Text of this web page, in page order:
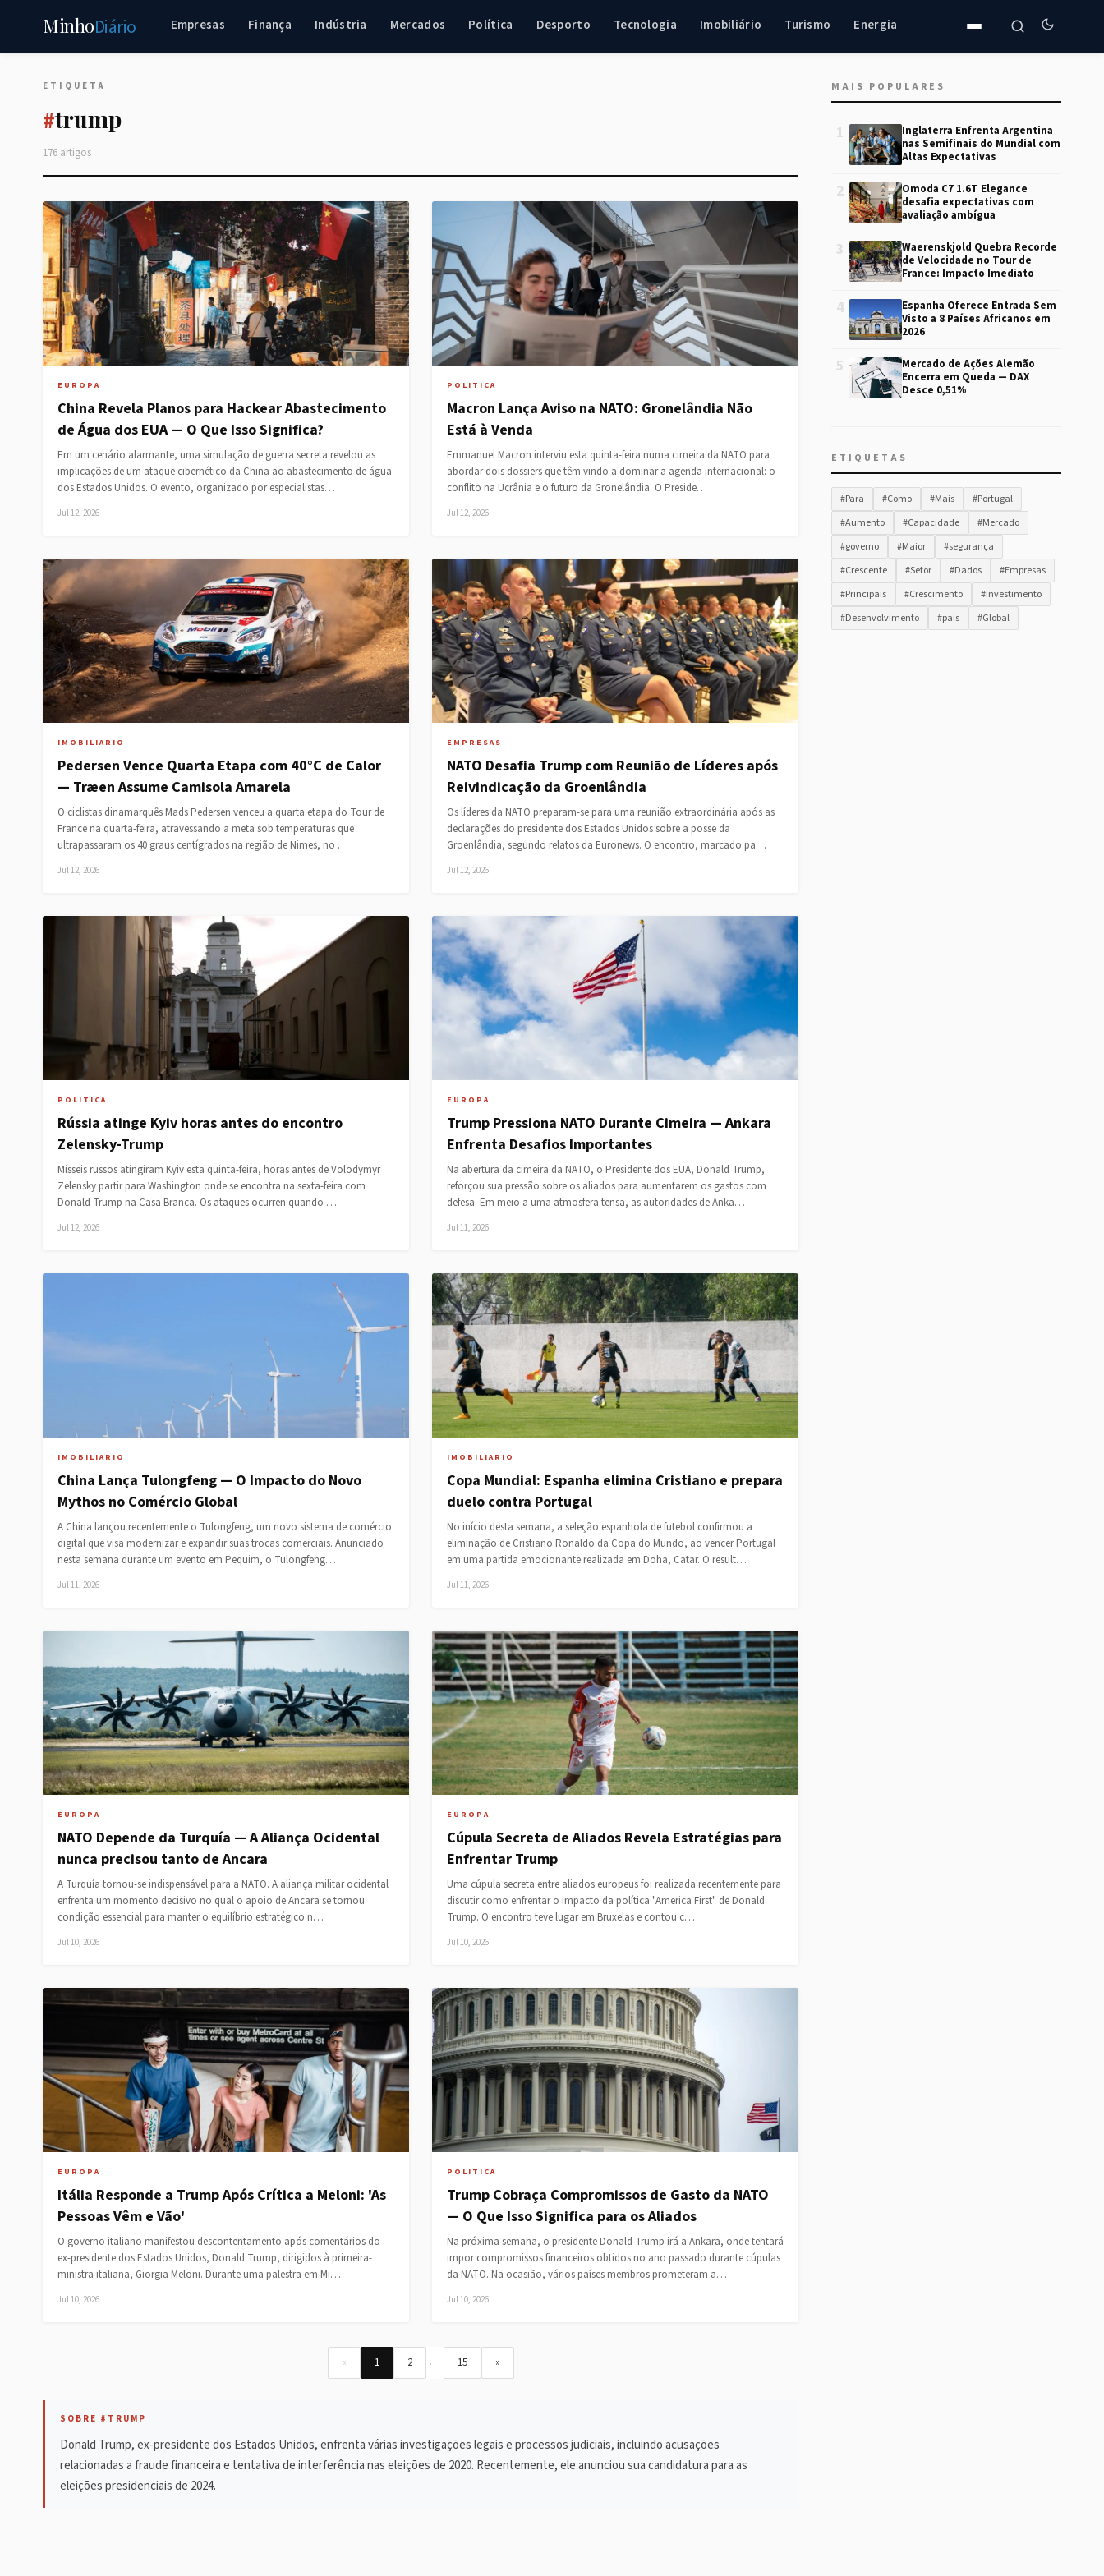
MinhoDiário Empresas Finança Indústria Mercados Política Desporto Tecnologia Imobiliário Turismo Energia
ETIQUETA
#trump
176 artigos
EUROPA
China Revela Planos para Hackear Abastecimento
de Água dos EUA — O Que Isso Significa?
Em um cenário alarmante, uma simulação de guerra secreta revelou as
implicações de um ataque cibernético da China ao abastecimento de água
dos Estados Unidos. O evento, organizado por especialistas…
Jul 12, 2026
POLITICA
Macron Lança Aviso na NATO: Gronelândia Não
Está à Venda
Emmanuel Macron interviu esta quinta-feira numa cimeira da NATO para
abordar dois dossiers que têm vindo a dominar a agenda internacional: o
conflito na Ucrânia e o futuro da Gronelândia. O Preside…
Jul 12, 2026
IMOBILIARIO
Pedersen Vence Quarta Etapa com 40°C de Calor
— Træen Assume Camisola Amarela
O ciclistas dinamarquês Mads Pedersen venceu a quarta etapa do Tour de
France na quarta-feira, atravessando a meta sob temperaturas que
ultrapassaram os 40 graus centígrados na região de Nimes, no …
Jul 12, 2026
EMPRESAS
NATO Desafia Trump com Reunião de Líderes após
Reivindicação da Groenlândia
Os líderes da NATO preparam-se para uma reunião extraordinária após as
declarações do presidente dos Estados Unidos sobre a posse da
Groenlândia, segundo relatos da Euronews. O encontro, marcado pa…
Jul 12, 2026
POLITICA
Rússia atinge Kyiv horas antes do encontro
Zelensky-Trump
Mísseis russos atingiram Kyiv esta quinta-feira, horas antes de Volodymyr
Zelensky partir para Washington onde se encontra na sexta-feira com
Donald Trump na Casa Branca. Os ataques ocurren quando …
Jul 12, 2026
EUROPA
Trump Pressiona NATO Durante Cimeira — Ankara
Enfrenta Desafios Importantes
Na abertura da cimeira da NATO, o Presidente dos EUA, Donald Trump,
reforçou sua pressão sobre os aliados para aumentarem os gastos com
defesa. Em meio a uma atmosfera tensa, as autoridades de Anka…
Jul 11, 2026
IMOBILIARIO
China Lança Tulongfeng — O Impacto do Novo
Mythos no Comércio Global
A China lançou recentemente o Tulongfeng, um novo sistema de comércio
digital que visa modernizar e expandir suas trocas comerciais. Anunciado
nesta semana durante um evento em Pequim, o Tulongfeng…
Jul 11, 2026
IMOBILIARIO
Copa Mundial: Espanha elimina Cristiano e prepara
duelo contra Portugal
No início desta semana, a seleção espanhola de futebol confirmou a
eliminação de Cristiano Ronaldo da Copa do Mundo, ao vencer Portugal
em uma partida emocionante realizada em Doha, Catar. O result…
Jul 11, 2026
EUROPA
NATO Depende da Turquía — A Aliança Ocidental
nunca precisou tanto de Ancara
A Turquía tornou-se indispensável para a NATO. A aliança militar ocidental
enfrenta um momento decisivo no qual o apoio de Ancara se tornou
condição essencial para manter o equilíbrio estratégico n…
Jul 10, 2026
EUROPA
Cúpula Secreta de Aliados Revela Estratégias para
Enfrentar Trump
Uma cúpula secreta entre aliados europeus foi realizada recentemente para
discutir como enfrentar o impacto da política "America First" de Donald
Trump. O encontro teve lugar em Bruxelas e contou c…
Jul 10, 2026
EUROPA
Itália Responde a Trump Após Crítica a Meloni: 'As
Pessoas Vêm e Vão'
O governo italiano manifestou descontentamento após comentários do
ex-presidente dos Estados Unidos, Donald Trump, dirigidos à primeira-
ministra italiana, Giorgia Meloni. Durante uma palestra em Mi…
Jul 10, 2026
POLITICA
Trump Cobraça Compromissos de Gasto da NATO
— O Que Isso Significa para os Aliados
Na próxima semana, o presidente Donald Trump irá a Ankara, onde tentará
impor compromissos financeiros obtidos no ano passado durante cúpulas
da NATO. Na ocasião, vários países membros prometeram a…
Jul 10, 2026
« 1 2 … 15 »
SOBRE #TRUMP
Donald Trump, ex-presidente dos Estados Unidos, enfrenta várias investigações legais e processos judiciais, incluindo acusações
relacionadas a fraude financeira e tentativa de interferência nas eleições de 2020. Recentemente, ele anunciou sua candidatura para as
eleições presidenciais de 2024.
MAIS POPULARES
1
Inglaterra Enfrenta Argentina
nas Semifinais do Mundial com
Altas Expectativas
2
Omoda C7 1.6T Elegance
desafia expectativas com
avaliação ambígua
3
Waerenskjold Quebra Recorde
de Velocidade no Tour de
France: Impacto Imediato
4
Espanha Oferece Entrada Sem
Visto a 8 Países Africanos em
2026
5
Mercado de Ações Alemão
Encerra em Queda — DAX
Desce 0,51%
ETIQUETAS
#Para #Como #Mais
#Portugal
#Aumento
#Capacidade
#Mercado
#governo
#Maior
#segurança
#Crescente
#Setor #Dados
#Empresas
#Principais
#Crescimento
#Investimento
#Desenvolvimento
#pais #Global